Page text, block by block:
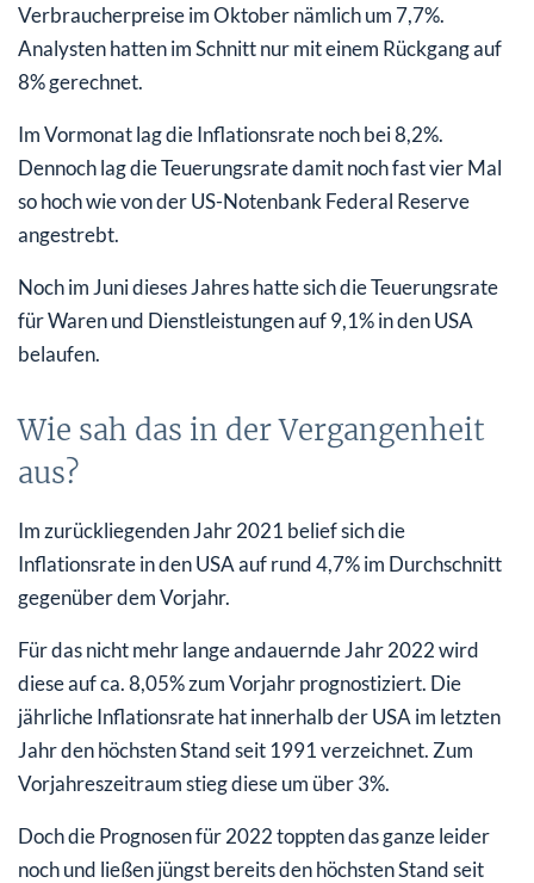
Verbraucherpreise im Oktober nämlich um 7,7%.
Analysten hatten im Schnitt nur mit einem Rückgang auf
8% gerechnet.
Im Vormonat lag die Inflationsrate noch bei 8,2%.
Dennoch lag die Teuerungsrate damit noch fast vier Mal
so hoch wie von der US-Notenbank Federal Reserve
angestrebt.
Noch im Juni dieses Jahres hatte sich die Teuerungsrate
für Waren und Dienstleistungen auf 9,1% in den USA
belaufen.
Wie sah das in der Vergangenheit
aus?
Im zurückliegenden Jahr 2021 belief sich die
Inflationsrate in den USA auf rund 4,7% im Durchschnitt
gegenüber dem Vorjahr.
Für das nicht mehr lange andauernde Jahr 2022 wird
diese auf ca. 8,05% zum Vorjahr prognostiziert. Die
jährliche Inflationsrate hat innerhalb der USA im letzten
Jahr den höchsten Stand seit 1991 verzeichnet. Zum
Vorjahreszeitraum stieg diese um über 3%.
Doch die Prognosen für 2022 toppten das ganze leider
noch und ließen jüngst bereits den höchsten Stand seit